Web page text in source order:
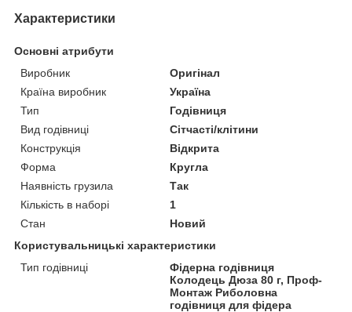
Характеристики
Основні атрибути
Виробник
Оригінал
Країна виробник
Україна
Тип
Годівниця
Вид годівниці
Сітчасті/клітини
Конструкція
Відкрита
Форма
Кругла
Наявність грузила
Так
Кількість в наборі
1
Стан
Новий
Користувальницькі характеристики
Тип годівниці
Фідерна годівниця
Колодець Дюза 80 г, Проф-
Монтаж Риболовна
годівниця для фідера